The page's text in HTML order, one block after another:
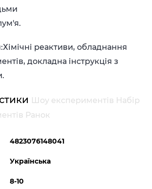
Хімічні реактиви, обладнання
докладна інструкція з
Шоу експериментів Набір
Ранок
4823076148041
Українська
8-10